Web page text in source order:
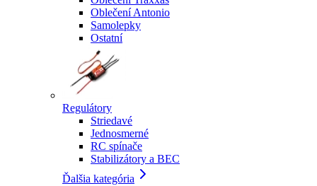
Oblečení Antonio
Samolepky
Ostatní
Regulátory
Striedavé
Jednosmerné
RC spínače
Stabilizátory a BEC
Ďalšia kategória